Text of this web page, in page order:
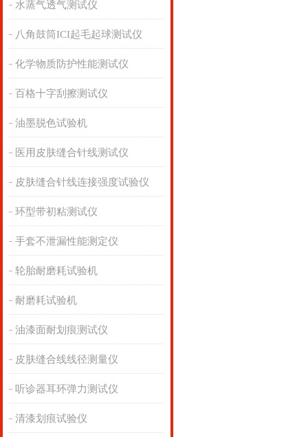
水蒸气透气测试仪
八角鼓筒ICI起毛起球测试仪
化学物质防护性能测试仪
百格十字刮擦测试仪
油墨脱色试验机
医用皮肤缝合针线测试仪
皮肤缝合针线连接强度试验仪
环型带初粘测试仪
手套不泄漏性能测定仪
轮胎耐磨耗试验机
耐磨耗试验机
油漆面耐划痕测试仪
皮肤缝合线线径测量仪
听诊器耳环弹力测试仪
清漆划痕试验仪